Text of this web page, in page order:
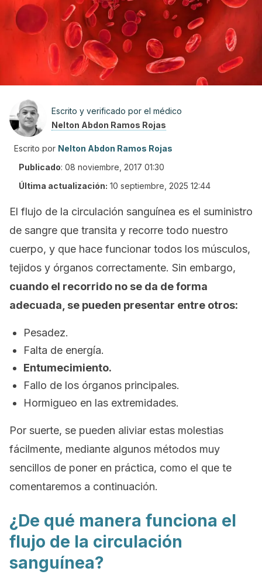
Escrito y verificado por el médico
Nelton Abdon Ramos Rojas
Escrito por Nelton Abdon Ramos Rojas
Publicado: 08 noviembre, 2017 01:30
Última actualización: 10 septiembre, 2025 12:44
El flujo de la circulación sanguínea es el suministro
de sangre que transita y recorre todo nuestro
cuerpo, y que hace funcionar todos los músculos,
tejidos y órganos correctamente. Sin embargo,
cuando el recorrido no se da de forma
adecuada, se pueden presentar entre otros:
Pesadez.
Falta de energía.
Entumecimiento.
Fallo de los órganos principales.
Hormigueo en las extremidades.
Por suerte, se pueden aliviar estas molestias
fácilmente, mediante algunos métodos muy
sencillos de poner en práctica, como el que te
comentaremos a continuación.
¿De qué manera funciona el
flujo de la circulación
sanguínea?